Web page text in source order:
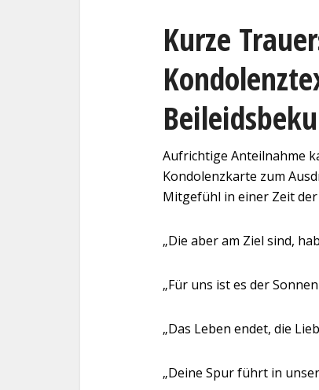
Kurze
Aufrichtige Anteilnahme
Kondolenzkarte zum
Mitgefühl in einer Zeit
„Die aber am Ziel sind,
„Für uns ist es der
„Das Leben endet, die
„Deine Spur führt in